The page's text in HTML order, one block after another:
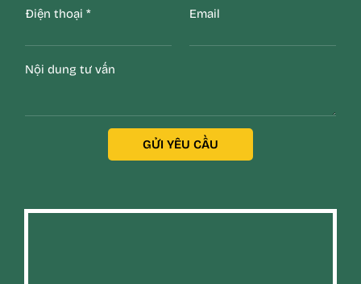
Điện thoại * Email
Nội dung tư vấn
GỬI YÊU CẦU